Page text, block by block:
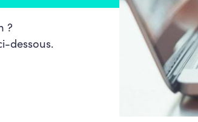
?
dessous.